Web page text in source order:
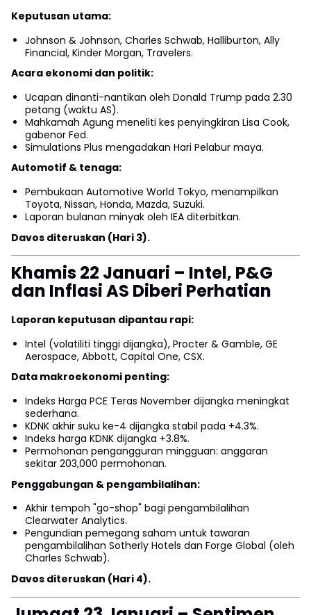
Keputusan utama:
Johnson & Johnson, Charles Schwab, Halliburton, Ally
Financial, Kinder Morgan, Travelers.
Acara ekonomi dan politik:
Ucapan dinanti-nantikan oleh Donald Trump pada 2.30
petang (waktu AS).
Mahkamah Agung meneliti kes penyingkiran Lisa Cook,
gabenor Fed.
Simulations Plus mengadakan Hari Pelabur maya.
Automotif & tenaga:
Pembukaan Automotive World Tokyo, menampilkan
Toyota, Nissan, Honda, Mazda, Suzuki.
Laporan bulanan minyak oleh IEA diterbitkan.
Davos diteruskan (Hari 3).
Khamis 22 Januari – Intel, P&G
dan Inflasi AS Diberi Perhatian
Laporan keputusan dipantau rapi:
Intel (volatiliti tinggi dijangka), Procter & Gamble, GE
Aerospace, Abbott, Capital One, CSX.
Data makroekonomi penting:
Indeks Harga PCE Teras November dijangka meningkat
sederhana.
KDNK akhir suku ke-4 dijangka stabil pada +4.3%.
Indeks harga KDNK dijangka +3.8%.
Permohonan pengangguran mingguan: anggaran
sekitar 203,000 permohonan.
Penggabungan & pengambilalihan:
Akhir tempoh "go-shop" bagi pengambilalihan
Clearwater Analytics.
Pengundian pemegang saham untuk tawaran
pengambilalihan Sotherly Hotels dan Forge Global (oleh
Charles Schwab).
Davos diteruskan (Hari 4).